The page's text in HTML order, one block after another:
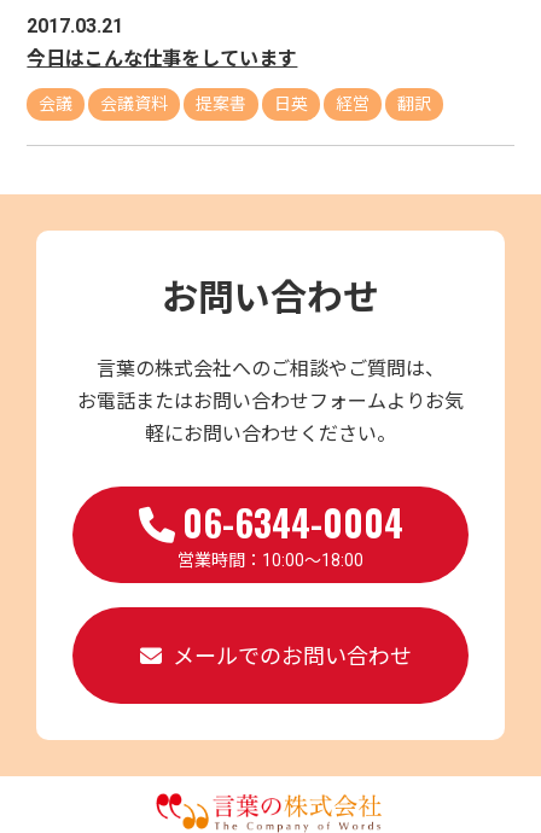
2017.03.21
今日はこんな仕事をしています
会議 会議資料 提案書 日英 経営 翻訳
お問い合わせ
言葉の株式会社へのご相談やご質問は、
お電話またはお問い合わせフォームよりお気
軽にお問い合わせください。
06-6344-0004
営業時間：10:00～18:00
メールでのお問い合わせ